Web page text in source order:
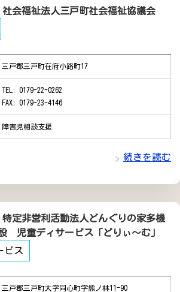
社会福祉法人三戸町社会福祉協議会
三戸郡三戸町在府小路町17
TEL: 0179-22-0262
FAX: 0179-23-4146
障害児相談支援
続きを読む
特定非営利活動法人どんぐりの家多機
児童ディサービス「どりぃ～む」
ビス
三戸郡三戸町大字同心町字熊ノ林11-90